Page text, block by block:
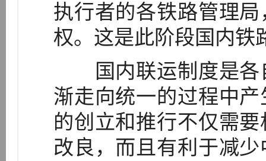
执行者的各铁路管理
权。这是此阶段国内铁
国内联运制度是各
渐走向统一的过程中
的创立和推行不仅需
改良，而且有利于减